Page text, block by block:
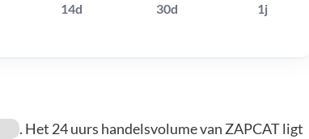
14d 30d 1j
. Het 24 uurs handelsvolume van ZAPCAT ligt